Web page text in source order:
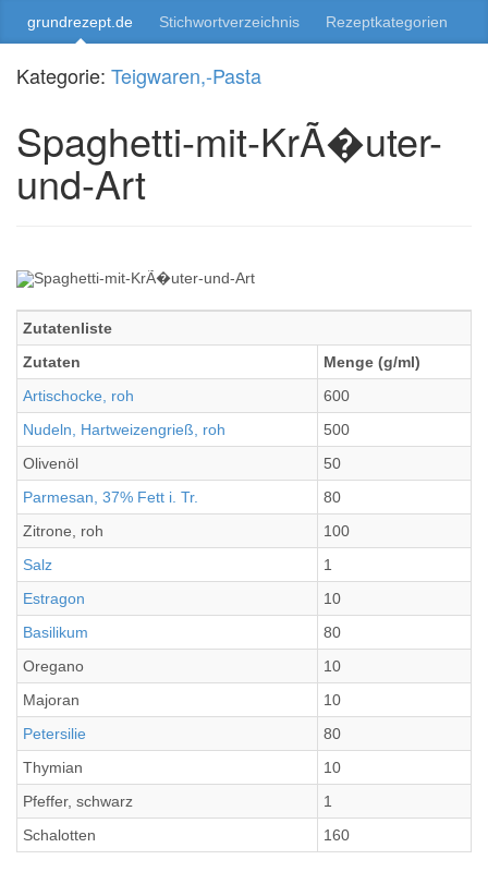
grundrezept.de Stichwortverzeichnis Rezeptkategorien
Kategorie: Teigwaren,-Pasta
Spaghetti-mit-KrÃ�uter-
und-Art
Zutatenliste
Zutaten
Menge (g/ml)
Artischocke, roh
600
Nudeln, Hartweizengrieß, roh
500
Olivenöl
50
Parmesan, 37% Fett i. Tr.
80
Zitrone, roh
100
Salz
1
Estragon
10
Basilikum
80
Oregano
10
Majoran
10
Petersilie
80
Thymian
10
Pfeffer, schwarz
1
Schalotten
160